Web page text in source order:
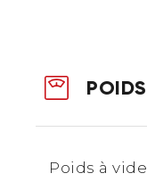
POIDS
Poids à vide